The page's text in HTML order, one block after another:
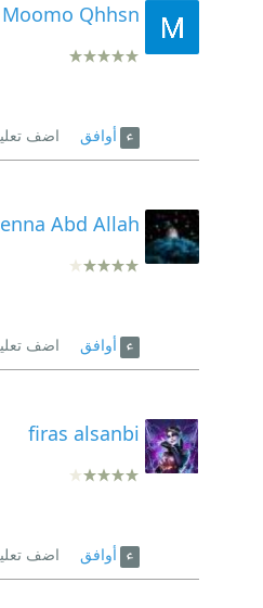
Moomo Qhhsn
أوافق اضف
Abd Allah
أوافق اضف
firas alsanbi
أوافق اضف